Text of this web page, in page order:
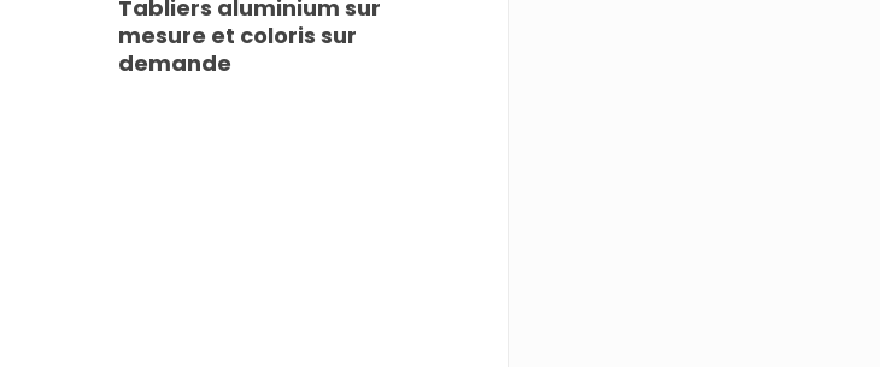
Tabliers aluminium sur
mesure et coloris sur
demande